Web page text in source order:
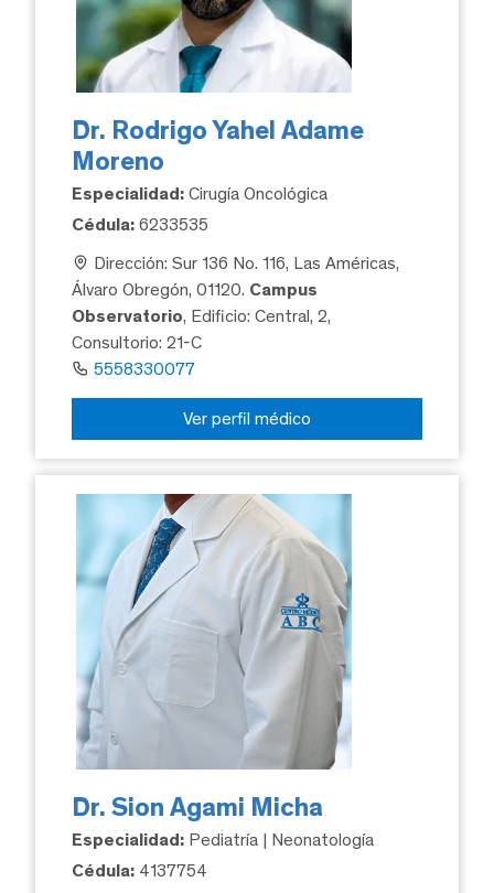
Dr. Rodrigo Yahel Adame
Moreno
Especialidad: Cirugía Oncológica
Cédula: 6233535
Dirección: Sur 136 No. 116, Las Américas,
Álvaro Obregón, 01120. Campus
Observatorio, Edificio: Central, 2,
Consultorio: 21-C
5558330077
Ver perfil médico
Dr. Sion Agami Micha
Especialidad: Pediatría | Neonatología
Cédula: 4137754